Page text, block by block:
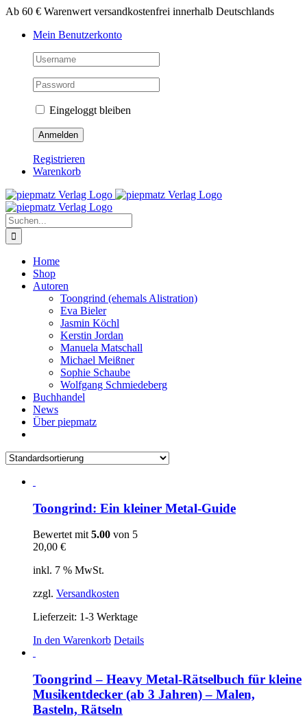
Zum
springen
Ab 60 € Warenwert versandkostenfrei innerhalb Deutschlands
Mein Benutzerkonto
Eingeloggt bleiben
Registrieren
Warenkorb
Suche
nach:
Home
Shop
Autoren
Toongrind (ehemals Alistration)
Eva Bieler
Jasmin Köchl
Kerstin Jordan
Manuela Matschall
Michael Meißner
Sophie Schaube
Wolfgang Schmiedeberg
Buchhandel
News
Über piepmatz
Toongrind: Ein kleiner Metal-Guide
Bewertet mit5.00 von 5
20,00 €
inkl. 7 % MwSt.
zzgl. Versandkosten
Lieferzeit: 1-3 Werktage
In den Warenkorb Details
Toongrind – Heavy Metal-Rätselbuch für kleine
Musikentdecker (ab 3 Jahren) – Malen,
Basteln, Rätseln